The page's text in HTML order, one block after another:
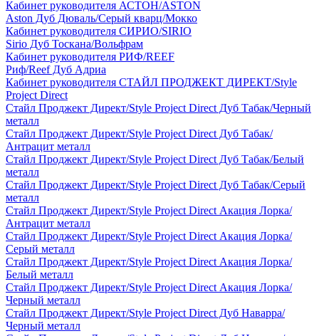
Кабинет руководителя АСТОН/ASTON
Aston Дуб Дюваль/Серый кварц/Мокко
Кабинет руководителя СИРИО/SIRIO
Sirio Дуб Тоскана/Вольфрам
Кабинет руководителя РИФ/REEF
Риф/Reef Дуб Адриа
Кабинет руководителя СТАЙЛ ПРОДЖЕКТ ДИРЕКТ/Style
Project Direct
Стайл Проджект Директ/Style Project Direct Дуб Табак/Черный
металл
Стайл Проджект Директ/Style Project Direct Дуб Табак/
Антрацит металл
Стайл Проджект Директ/Style Project Direct Дуб Табак/Белый
металл
Стайл Проджект Директ/Style Project Direct Дуб Табак/Серый
металл
Стайл Проджект Директ/Style Project Direct Акация Лорка/
Антрацит металл
Стайл Проджект Директ/Style Project Direct Акация Лорка/
Серый металл
Стайл Проджект Директ/Style Project Direct Акация Лорка/
Белый металл
Стайл Проджект Директ/Style Project Direct Акация Лорка/
Черный металл
Стайл Проджект Директ/Style Project Direct Дуб Наварра/
Черный металл